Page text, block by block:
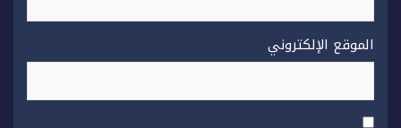
الموقع الإلكتروني